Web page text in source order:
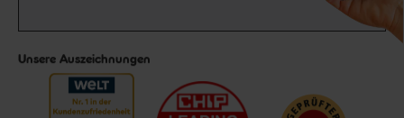
Unsere Auszeichnungen